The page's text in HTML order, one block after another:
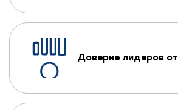
Доверие лидеров